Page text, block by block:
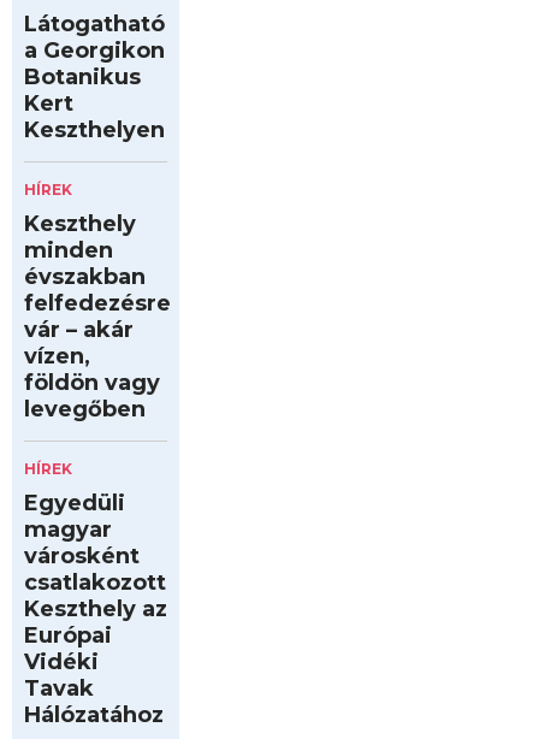
Látogatható
a Georgikon
Botanikus
Kert
Keszthelyen
HÍREK
Keszthely
minden
évszakban
felfedezésre
vár – akár
vízen,
földön vagy
levegőben
HÍREK
Egyedüli
magyar
városként
csatlakozott
Keszthely az
Európai
Vidéki
Tavak
Hálózatához